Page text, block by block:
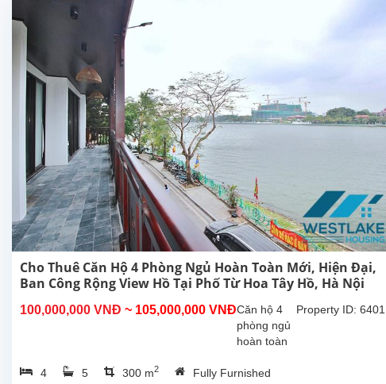
Cho Thuê Căn Hộ 4 Phòng Ngủ Hoàn Toàn Mới, Hiện Đại,
Ban Công Rộng View Hồ Tại Phố Từ Hoa Tây Hồ, Hà Nội
100,000,000 VNĐ ~ 105,000,000 VNĐ Property ID: 6401
Căn hộ 4
phòng ngủ
hoàn toàn
đẹp hiên
4 5 300 m2 Fully Furnished